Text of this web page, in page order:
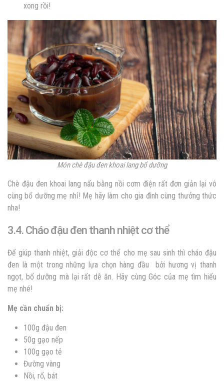
xong rồi!
Món chè đậu đen khoai lang bổ dưỡng
Chè đậu đen khoai lang nấu bằng nồi cơm điện rất đơn giản lại vô
cùng bổ dưỡng mẹ nhỉ! Mẹ hãy làm cho gia đình cùng thưởng thức
nha!
3.4. Cháo đậu đen thanh nhiệt cơ thể
Để giúp thanh nhiệt, giải độc cơ thể cho mẹ sau sinh thì cháo đậu
đen là một trong những lựa chọn hàng đầu bởi hương vị thanh
ngọt, bổ dưỡng mà lại rất dễ ăn. Hãy cùng Góc của mẹ tìm hiểu
mẹ nhé!
Mẹ cần chuẩn bị:
100g đậu đen
50g gạo nếp
100g gạo tẻ
Đường vàng
Nồi, rổ, bát